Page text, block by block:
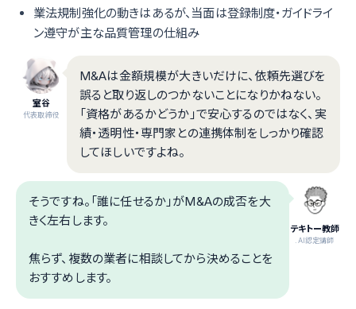
業法規制強化の動きはあるが、当面は登録制度・ガイドライ
ン遵守が主な品質管理の仕組み
室谷
代表取締役
M&Aは金額規模が大きいだけに、依頼先選びを
誤ると取り返しのつかないことになりかねない。
「資格があるかどうか」で安心するのではなく、実
績・透明性・専門家との連携体制をしっかり確認
してほしいですよね。
テキトー教師
.AI認定講師
そうですね。「誰に任せるか」がM&Aの成否を大
きく左右します。
焦らず、複数の業者に相談してから決めることを
おすすめします。